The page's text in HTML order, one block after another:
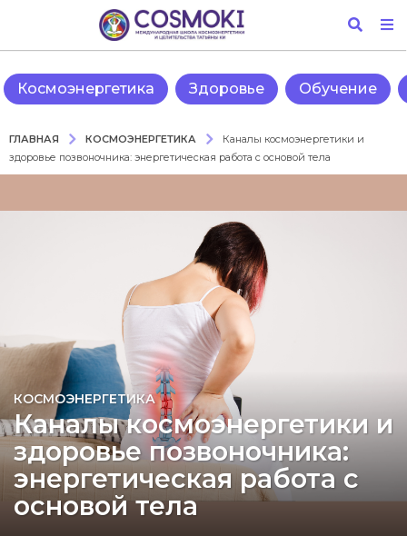
Космоэнергетика Здоровье Обучение
ГЛАВНАЯ КОСМОЭНЕРГЕТИКА
Каналы космоэнергетики и
здоровье позвоночника: энергетическая работа с основой тела
1
г
о
д
a
g
o
КОСМОЭНЕРГЕТИКА
Каналы космоэнергетики и
здоровье позвоночника:
энергетическая работа с
основой тела